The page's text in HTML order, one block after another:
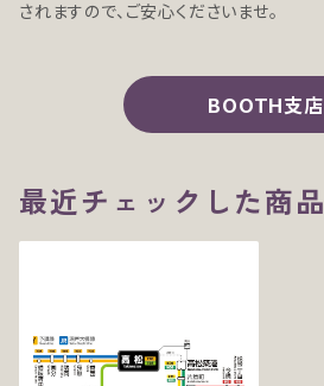
されますので、ご安心くださいませ。
BOOTH支店
最近チェックした商品